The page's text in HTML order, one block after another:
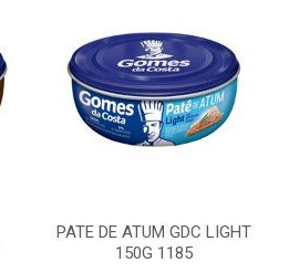
PATE DE ATUM GDC LIGHT
150G 1185